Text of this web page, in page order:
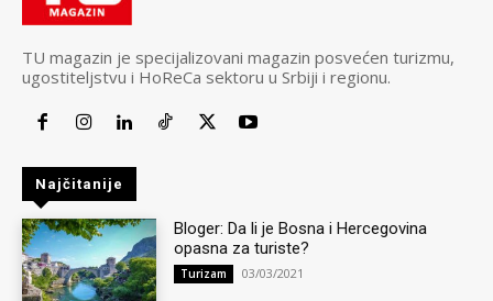
TU magazin je specijalizovani magazin posvećen turizmu,
ugostiteljstvu i HoReCa sektoru u Srbiji i regionu.
Najčitanije
Bloger: Da li je Bosna i Hercegovina
opasna za turiste?
Turizam 03/03/2021